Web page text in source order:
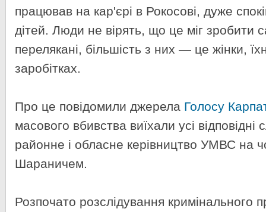
працював на кар'єрі в Рокосові, дуже
дітей. Люди не вірять, що це міг зробити
перелякані, більшість з них — це жінки,
заробітках.
Про це повідомили джерела Голосу
масового вбивства виїхали усі
районне і обласне керівництво УМВС на
Шараничем.
Розпочато розслідування кримінального